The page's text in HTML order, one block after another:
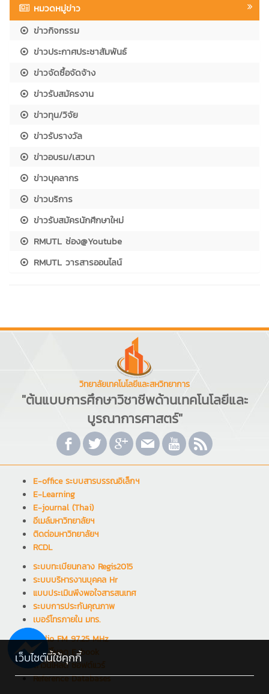
หมวดหมู่ข่าว
ข่าวกิจกรรม
ข่าวประกาศประชาสัมพันธ์
ข่าวจัดซื้อจัดจ้าง
ข่าวรับสมัครงาน
ข่าวทุน/วิจัย
ข่าวรับรางวัล
ข่าวอบรม/เสวนา
ข่าวบุคลากร
ข่าวบริการ
ข่าวรับสมัครนักศึกษาใหม่
RMUTL ช่อง@Youtube
RMUTL วารสารออนไลน์
วิทยาลัยเทคโนโลยีและสหวิทยาการ
"ต้นแบบการศึกษาวิชาชีพด้านเทคโนโลยีและ
บูรณาการศาสตร์"
E-office ระบบสารบรรณอิเล็กฯ
E-Learning
E-journal (Thai)
อีเมล์มหาวิทยาลัยฯ
ติดต่อมหาวิทยาลัยฯ
RCDL
ระบบทะเบียนกลาง Regis2015
ระบบบริหารงานบุคคล Hr
แบบประเมินพึงพอใจสารสนเทศ
ระบบการประกันคุณภาพ
เบอร์โทรภายใน มทร.
Radio FM 97.25 MHz
ดาวน์โหลด E-book
ดาวน์โหลด ซอฟต์แวร์
Reference Databases
เว็บไซต์นี้ใช้คุกกี้